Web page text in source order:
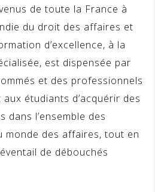
de toute la France à
du droit des affaires et
d’excellence, à la
est dispensée par
et des professionnels
étudiants d’acquérir des
dans l’ensemble des
monde des affaires, tout en
de débouchés